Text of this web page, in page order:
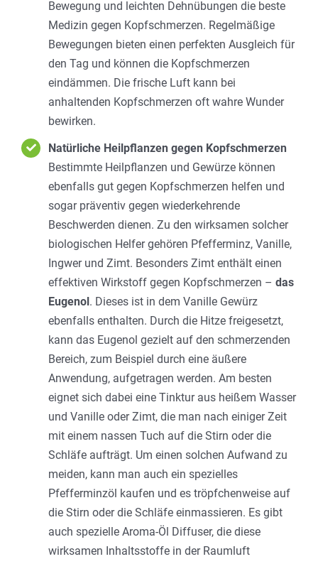
Bewegung und leichten Dehnübungen die beste
Medizin gegen Kopfschmerzen. Regelmäßige
Bewegungen bieten einen perfekten Ausgleich für
den Tag und können die Kopfschmerzen
eindämmen. Die frische Luft kann bei
anhaltenden Kopfschmerzen oft wahre Wunder
bewirken.
Natürliche Heilpflanzen gegen Kopfschmerzen
Bestimmte Heilpflanzen und Gewürze können
ebenfalls gut gegen Kopfschmerzen helfen und
sogar präventiv gegen wiederkehrende
Beschwerden dienen. Zu den wirksamen solcher
biologischen Helfer gehören Pfefferminz, Vanille,
Ingwer und Zimt. Besonders Zimt enthält einen
effektiven Wirkstoff gegen Kopfschmerzen –das
Eugenol. Dieses ist in dem Vanille Gewürz
ebenfalls enthalten. Durch die Hitze freigesetzt,
kann das Eugenol gezielt auf den schmerzenden
Bereich, zum Beispiel durch eine äußere
Anwendung, aufgetragen werden. Am besten
eignet sich dabei eine Tinktur aus heißem Wasser
und Vanille oder Zimt, die man nach einiger Zeit
mit einem nassen Tuch auf die Stirn oder die
Schläfe aufträgt. Um einen solchen Aufwand zu
meiden, kann man auch ein spezielles
Pfefferminzöl kaufen und es tröpfchenweise auf
die Stirn oder die Schläfe einmassieren. Es gibt
auch spezielle Aroma-Öl Diffuser, die diese
wirksamen Inhaltsstoffe in der Raumluft